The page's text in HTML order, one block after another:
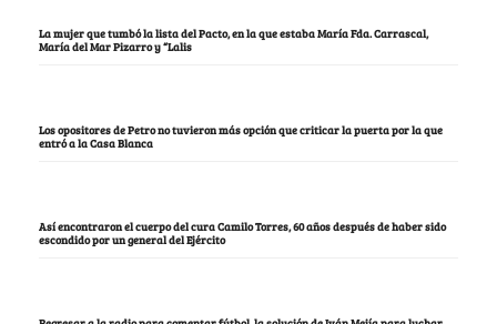
La mujer que tumbó la lista del Pacto, en la que estaba María Fda. Carrascal,
María del Mar Pizarro y “Lalis
Los opositores de Petro no tuvieron más opción que criticar la puerta por la que
entró a la Casa Blanca
Así encontraron el cuerpo del cura Camilo Torres, 60 años después de haber sido
escondido por un general del Ejército